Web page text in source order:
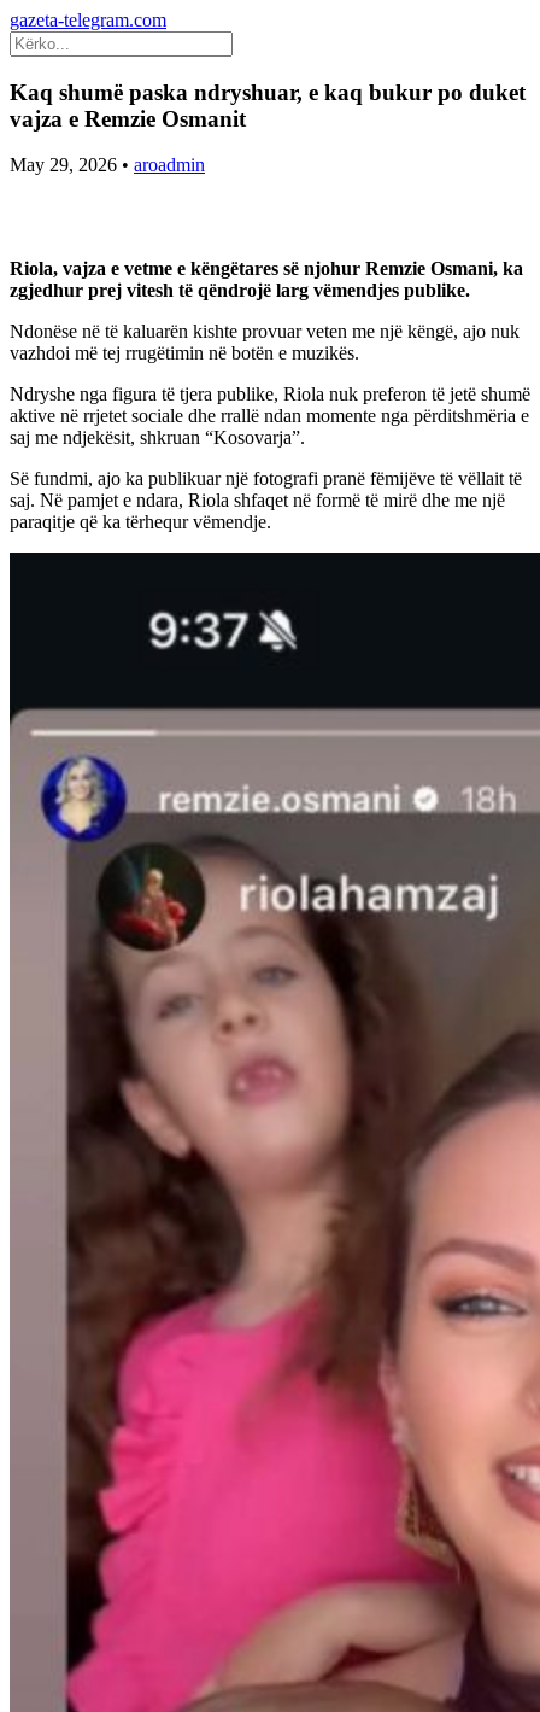
gazeta-telegram.com
Kaq shumë paska ndryshuar, e kaq bukur po duket
vajza e Remzie Osmanit
May 29, 2026 • aroadmin
Riola, vajza e vetme e këngëtares së njohur Remzie Osmani, ka
zgjedhur prej vitesh të qëndrojë larg vëmendjes publike.
Ndonëse në të kaluarën kishte provuar veten me një këngë, ajo nuk
vazhdoi më tej rrugëtimin në botën e muzikës.
Ndryshe nga figura të tjera publike, Riola nuk preferon të jetë shumë
aktive në rrjetet sociale dhe rrallë ndan momente nga përditshmëria e
saj me ndjekësit, shkruan “Kosovarja”.
Së fundmi, ajo ka publikuar një fotografi pranë fëmijëve të vëllait të
saj. Në pamjet e ndara, Riola shfaqet në formë të mirë dhe me një
paraqitje që ka tërhequr vëmendje.